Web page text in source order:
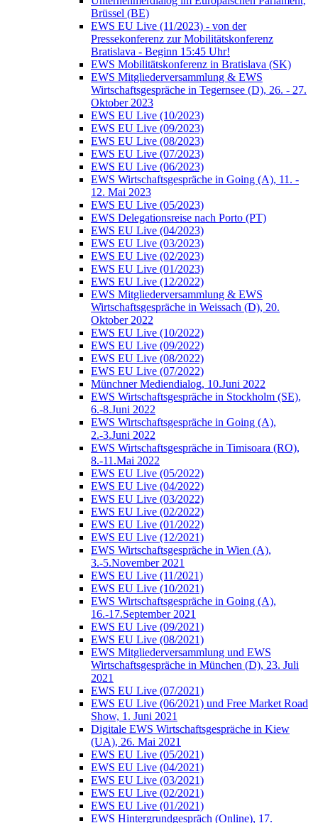
Brüssel (BE)
EWS EU Live (11/2023) - von der
Pressekonferenz zur Mobilitätskonferenz
Bratislava - Beginn 15:45 Uhr!
EWS Mobilitätskonferenz in Bratislava (SK)
EWS Mitgliederversammlung & EWS
Wirtschaftsgespräche in Tegernsee (D), 26. - 27.
Oktober 2023
EWS EU Live (10/2023)
EWS EU Live (09/2023)
EWS EU Live (08/2023)
EWS EU Live (07/2023)
EWS EU Live (06/2023)
EWS Wirtschaftsgespräche in Going (A), 11. -
12. Mai 2023
EWS EU Live (05/2023)
EWS Delegationsreise nach Porto (PT)
EWS EU Live (04/2023)
EWS EU Live (03/2023)
EWS EU Live (02/2023)
EWS EU Live (01/2023)
EWS EU Live (12/2022)
EWS Mitgliederversammlung & EWS
Wirtschaftsgespräche in Weissach (D), 20.
Oktober 2022
EWS EU Live (10/2022)
EWS EU Live (09/2022)
EWS EU Live (08/2022)
EWS EU Live (07/2022)
Münchner Mediendialog, 10.Juni 2022
EWS Wirtschaftsgespräche in Stockholm (SE),
6.-8.Juni 2022
EWS Wirtschaftsgespräche in Going (A),
2.-3.Juni 2022
EWS Wirtschaftsgespräche in Timisoara (RO),
8.-11.Mai 2022
EWS EU Live (05/2022)
EWS EU Live (04/2022)
EWS EU Live (03/2022)
EWS EU Live (02/2022)
EWS EU Live (01/2022)
EWS EU Live (12/2021)
EWS Wirtschaftsgespräche in Wien (A),
3.-5.November 2021
EWS EU Live (11/2021)
EWS EU Live (10/2021)
EWS Wirtschaftsgespräche in Going (A),
16.-17.September 2021
EWS EU Live (09/2021)
EWS EU Live (08/2021)
EWS Mitgliederversammlung und EWS
Wirtschaftsgespräche in München (D), 23. Juli
2021
EWS EU Live (07/2021)
EWS EU Live (06/2021) und Free Market Road
Show, 1. Juni 2021
Digitale EWS Wirtschaftsgespräche in Kiew
(UA), 26. Mai 2021
EWS EU Live (05/2021)
EWS EU Live (04/2021)
EWS EU Live (03/2021)
EWS EU Live (02/2021)
EWS EU Live (01/2021)
EWS Hintergrundgespräch (Online), 17.